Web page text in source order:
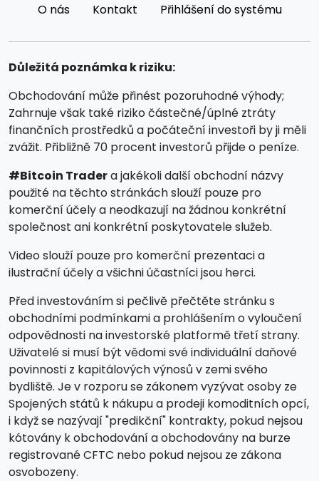
O nás Kontakt Přihlášení do systému
Důležitá poznámka k riziku:
Obchodování může přinést pozoruhodné výhody;
Zahrnuje však také riziko částečné/úplné ztráty
finančních prostředků a počáteční investoři by ji měli
zvážit. Přibližně 70 procent investorů přijde o peníze.
#Bitcoin Tradera jakékoli další obchodní názvy
použité na těchto stránkách slouží pouze pro
komerční účely a neodkazují na žádnou konkrétní
společnost ani konkrétní poskytovatele služeb.
Video slouží pouze pro komerční prezentaci a
ilustrační účely a všichni účastníci jsou herci.
Před investováním si pečlivě přečtěte stránku s
obchodními podmínkami a prohlášením o vyloučení
odpovědnosti na investorské platformě třetí strany.
Uživatelé si musí být vědomi své individuální daňové
povinnosti z kapitálových výnosů v zemi svého
bydliště. Je v rozporu se zákonem vyzývat osoby ze
Spojených států k nákupu a prodeji komoditních opcí,
i když se nazývají "predikční" kontrakty, pokud nejsou
kótovány k obchodování a obchodovány na burze
registrované CFTC nebo pokud nejsou ze zákona
osvobozeny.